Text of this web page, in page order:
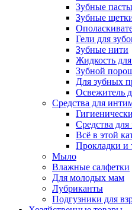
Зубные пасты
Зубные
Гели для
Зубные нити
Жидкость
Зубной
Для зубных
Освежитель
Средства для
Средства
Всё в этой
Прокладки и
Мыло
Влажные салфетки
Для молодых мам
Лубриканты
Подгузники для